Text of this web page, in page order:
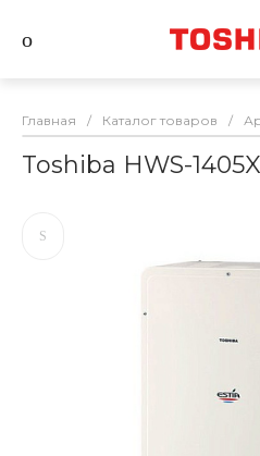
Главная / Каталог товаров /
Toshiba HWS-